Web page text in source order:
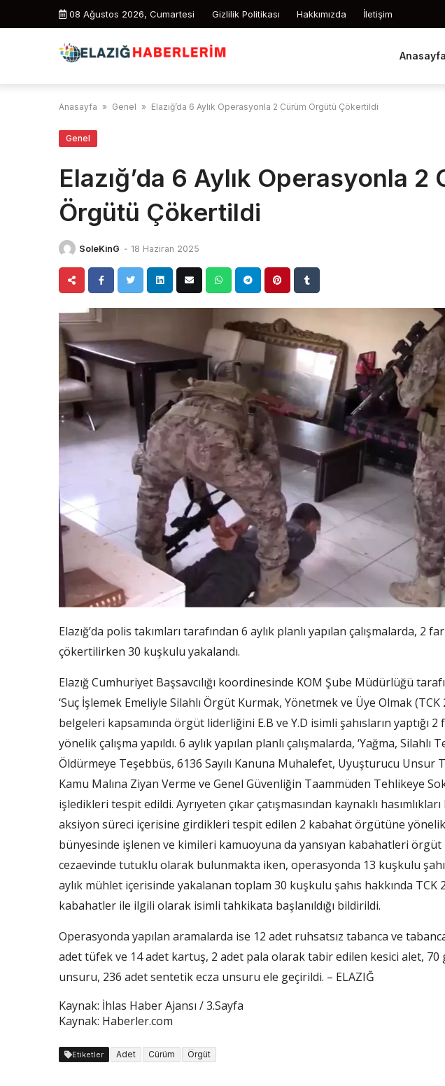
08 Ağustos 2026, Cumartesi Gizlilik Politikası Hakkımızda İletişim
Anasayfa
Anasayfa » Genel » Elazığ’da 6 Aylık Operasyonla 2 Cürüm Örgütü Çökertildi
Genel
Elazığ’da 6 Aylık Operasyonla 2
Örgütü Çökertildi
SoleKinG - 18 Haziran 2025
Elazığ’da polis takımları tarafından 6 aylık planlı yapılan çalışmalarda, 2
çökertilirken 30 kuşkulu yakalandı.
Elazığ Cumhuriyet Başsavcılığı koordinesinde KOM Şube Müdürlüğü
‘Suç İşlemek Emeliyle Silahlı Örgüt Kurmak, Yönetmek ve Üye Olmak
belgeleri kapsamında örgüt liderliğini E.B ve Y.D isimli şahısların yaptığı
yönelik çalışma yapıldı. 6 aylık yapılan planlı çalışmalarda, ‘Yağma, Silahlı
Öldürmeye Teşebbüs, 6136 Sayılı Kanuna Muhalefet, Uyuşturucu Unsur
Kamu Malına Ziyan Verme ve Genel Güvenliğin Taammüden Tehlikeye
işledikleri tespit edildi. Ayrıyeten çıkar çatışmasından kaynaklı hasımlıkları
aksiyon süreci içerisine girdikleri tespit edilen 2 kabahat örgütüne yönelik
bünyesinde işlenen ve kimileri kamuoyuna da yansıyan kabahatleri örgüt
cezaevinde tutuklu olarak bulunmakta iken, operasyonda 13 kuşkulu
aylık mühlet içerisinde yakalanan toplam 30 kuşkulu şahıs hakkında TCK
kabahatler ile ilgili olarak isimli tahkikata başlanıldığı bildirildi.
Operasyonda yapılan aramalarda ise 12 adet ruhsatsız tabanca ve
adet tüfek ve 14 adet kartuş, 2 adet pala olarak tabir edilen kesici alet,
unsuru, 236 adet sentetik ecza unsuru ele geçirildi. – ELAZIĞ
Kaynak: İhlas Haber Ajansı / 3.Sayfa
Kaynak: Haberler.com
Etiketler Adet Cürüm Örgüt